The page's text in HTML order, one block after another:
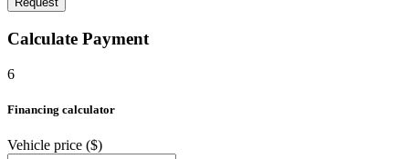
Calculate Payment
6
Financing calculator
Vehicle price ($)